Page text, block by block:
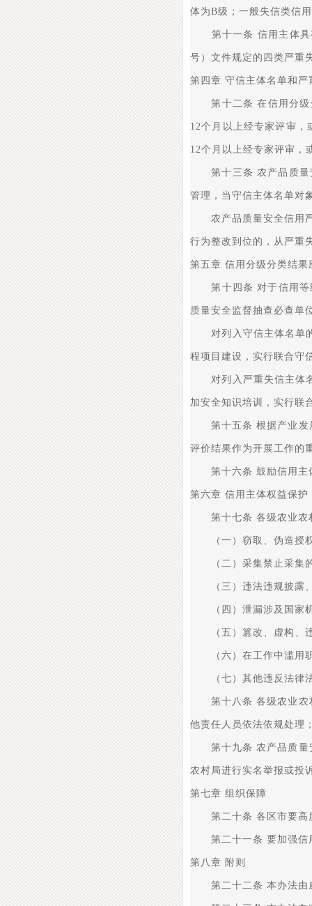
体为B级；一般失信类信
第十一条 信用主体具有
号）文件规定的四类严重
第四章 守信主体名单和
第十二条 在信用分级分
12个月以上经专家评审
12个月以上经专家评审，
第十三条 农产品质量安
管理，当守信主体名单对
农产品质量安全信用严
行为整改到位的，从严重
第五章 信用分级分类结果
第十四条 对于信用等级
质量安全监督抽查必查单
对列入守信主体名单的
程项目建设，实行联合守
对列入严重失信主体名
加安全知识培训，实行联
第十五条 根据产业发展
评价结果作为开展工作的
第十六条 鼓励信用主体
第六章 信用主体权益保护
第十七条 各级农业农村
（一）窃取、伪造授权
（二）采集禁止采集的
（三）违法违规披露、
（四）泄漏涉及国家机
（五）篡改、虚构、
（六）在工作中滥用职
（七）其他违反法律
第十八条 各级农业农村
他责任人员依法依规处理
第十九条 农产品质量安
农村局进行实名举报或投
第七章 组织保障
第二十条 各区市要高度
第二十一条 要加强信用
第八章 附则
第二十二条 本办法由